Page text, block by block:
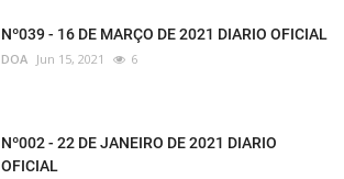
Nº039 - 16 DE MARÇO DE 2021 DIARIO OFICIAL
DOA Jun 15, 2021 6
Nº002 - 22 DE JANEIRO DE 2021 DIARIO
OFICIAL